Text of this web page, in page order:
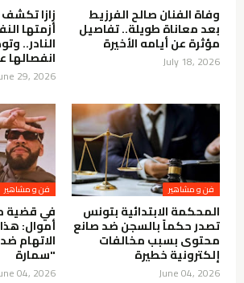
وفاة الفنان صالح الفرزيط
بعد معاناة طويلة.. تفاصيل
مؤثرة عن أيامه الأخيرة
July 18, 2026
زازا
أزمتها
النادر..
انفصالها
29, 2026
فن و مشاهير
المحكمة الابتدائية بتونس
تصدر حكماً بالسجن ضد صانع
محتوى بسبب مخالفات
إلكترونية خطيرة
June 04, 2026
فن و مشاهير
في قضية
أموال:
الاتهام
"سمارة
04, 2026